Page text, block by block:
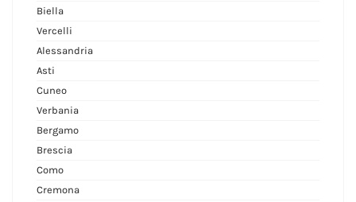
Biella
Vercelli
Alessandria
Asti
Cuneo
Verbania
Bergamo
Brescia
Como
Cremona